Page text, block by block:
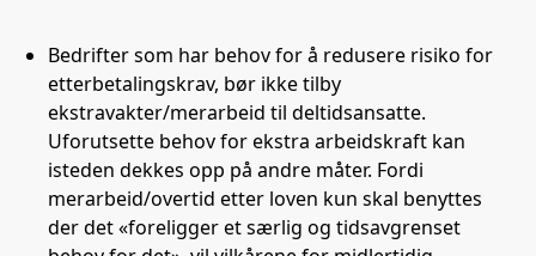
Bedrifter som har behov for å redusere risiko for
etterbetalingskrav, bør ikke tilby
ekstravakter/merarbeid til deltidsansatte.
Uforutsette behov for ekstra arbeidskraft kan
isteden dekkes opp på andre måter. Fordi
merarbeid/overtid etter loven kun skal benyttes
der det «foreligger et særlig og tidsavgrenset